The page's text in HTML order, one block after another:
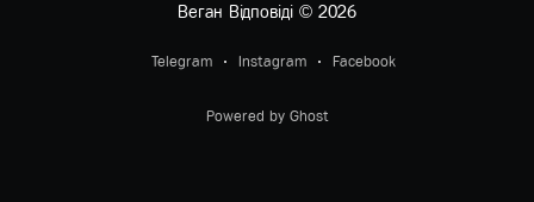
Веган Відповіді© 2026
Telegram Instagram Facebook
Powered by Ghost